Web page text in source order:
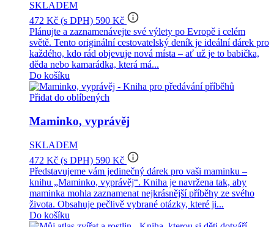
SKLADEM
472 Kč (s DPH) 590 Kč info_outline
Plánujte a zaznamenávejte své výlety po Evropě i celém
světě. Tento originální cestovatelský deník je ideální dárek pro
každého, kdo rád objevuje nová místa – ať už je to babička,
děda nebo kamarádka, která má...
Do košíku
Přidat do oblíbených
Maminko, vyprávěj
SKLADEM
472 Kč (s DPH) 590 Kč info_outline
Představujeme vám jedinečný dárek pro vaši maminku –
knihu „Maminko, vyprávěj“. Kniha je navržena tak, aby
maminka mohla zaznamenat nejkrásnější příběhy ze svého
života. Obsahuje pečlivě vybrané otázky, které ji...
Do košíku